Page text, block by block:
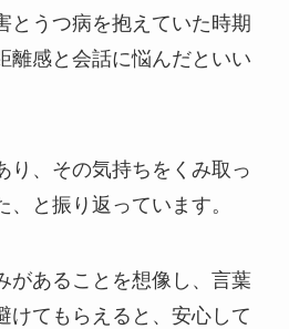
とうつ病を抱えていた時期
離感と会話に悩んだといい
り、その気持ちをくみ取っ
と振り返っています。
があることを想像し、言葉
けてもらえると、安心して